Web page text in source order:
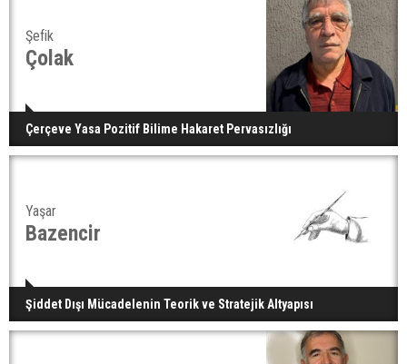
Şefik
Çolak
Çerçeve Yasa Pozitif Bilime Hakaret Pervasızlığı
Yaşar
Bazencir
Şiddet Dışı Mücadelenin Teorik ve Stratejik Altyapısı